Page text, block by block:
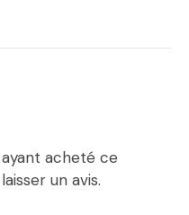
acheté ce
un avis.